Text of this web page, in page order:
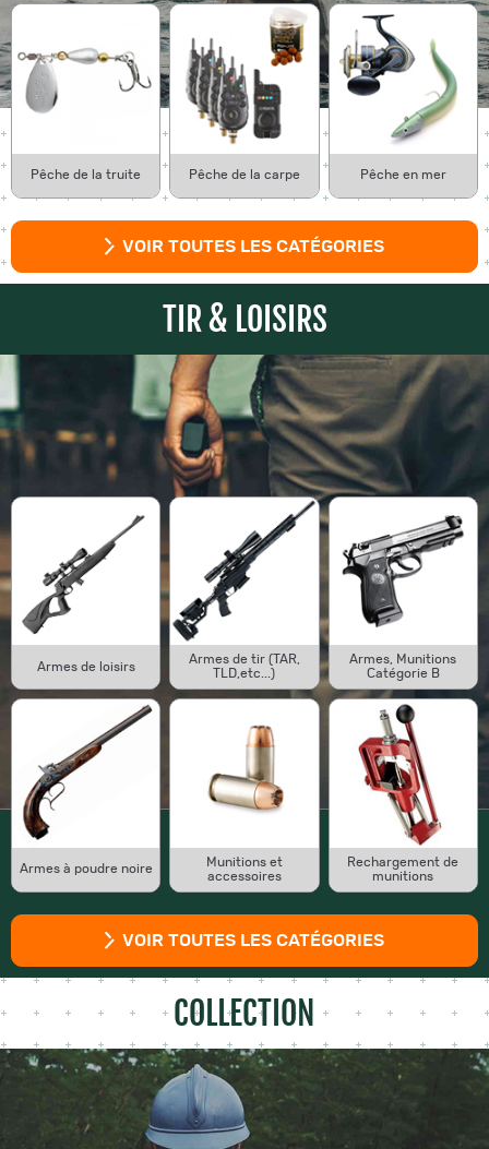
Pêche de la truite Pêche de la carpe Pêche en mer
VOIR TOUTES LES CATÉGORIES
TIR & LOISIRS
Armes de loisirs
Armes de tir (TAR,
TLD,etc...)
Armes, Munitions
Catégorie B
Armes à poudre noire
Munitions et
accessoires
Rechargement de
munitions
VOIR TOUTES LES CATÉGORIES
COLLECTION